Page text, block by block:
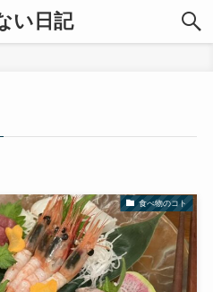
い日記
食べ物のコト